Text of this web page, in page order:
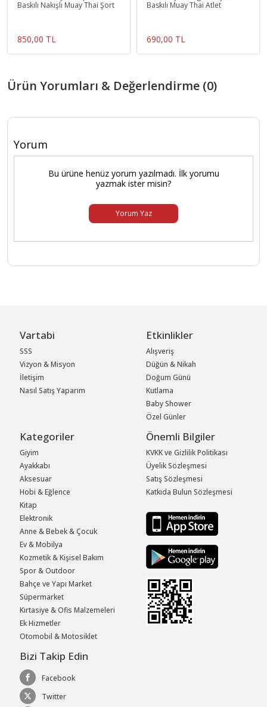
Baskılı Nakışlı Muay Thai Şort
850,00 TL
Baskılı Muay Thai Atlet
690,00 TL
Ürün Yorumları & Değerlendirme (0)
Yorum
Bu ürüne henüz yorum yazılmadı. İlk yorumu
yazmak ister misin?
Yorum Yaz
Vartabi
SSS
Vizyon & Misyon
İletişim
Nasıl Satış Yaparım
Etkinlikler
Alışveriş
Düğün & Nikah
Doğum Günü
Kutlama
Baby Shower
Özel Günler
Kategoriler
Giyim
Ayakkabı
Aksesuar
Hobi & Eğlence
Kitap
Elektronik
Anne & Bebek & Çocuk
Ev & Mobilya
Kozmetik & Kişisel Bakım
Spor & Outdoor
Bahçe ve Yapı Market
Süpermarket
Kırtasiye & Ofis Malzemeleri
Ek Hizmetler
Otomobil & Motosiklet
Önemli Bilgiler
KVKK ve Gizlilik Politikası
Üyelik Sözleşmesi
Satış Sözleşmesi
Katkıda Bulun Sözleşmesi
Bizi Takip Edin
Facebook
Twitter